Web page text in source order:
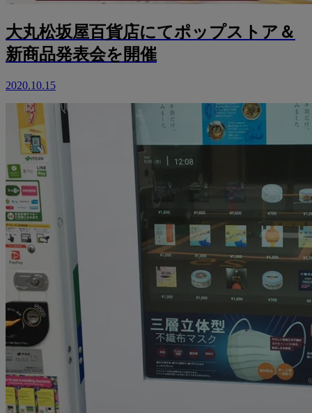
大丸松坂屋百貨店にてポップストア＆
新商品発表会を開催
2020.10.15